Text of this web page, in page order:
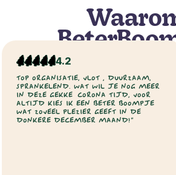
4.2
TOP ORGANISATIE, VLOT , DUURZAAM,
SPRANKELEND. WAT WIL JE NOG MEER
IN DEZE GEKKE CORONA TIJD, VOOR
ALTIJD KIES IK EEN BETER BOOMPJE
WAT ZOVEEL PLEZIER GEEFT IN DE
DONKERE DECEMBER MAAND!”